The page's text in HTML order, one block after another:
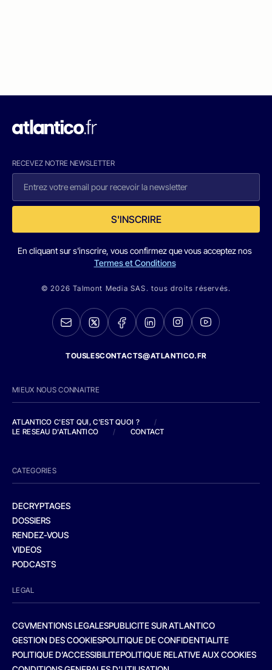
RECEVEZ NOTRE NEWSLETTER
S'INSCRIRE
En cliquant sur s'inscrire, vous confirmez que vous acceptez nos
Termes et Conditions
© 2026 Talmont Media SAS. tous droits réservés.
TOUSLESCONTACTS@ATLANTICO.FR
MIEUX NOUS CONNAITRE
ATLANTICO C'EST QUI, C'EST QUOI ?
/
LE RESEAU D'ATLANTICO
/ CONTACT
CATEGORIES
DECRYPTAGES
DOSSIERS
RENDEZ-VOUS
VIDEOS
PODCASTS
LEGAL
CGVMENTIONS LEGALESPUBLICITE SUR ATLANTICO
GESTION DES COOKIESPOLITIQUE DE CONFIDENTIALITE
POLITIQUE D’ACCESSIBILITEPOLITIQUE RELATIVE AUX COOKIES